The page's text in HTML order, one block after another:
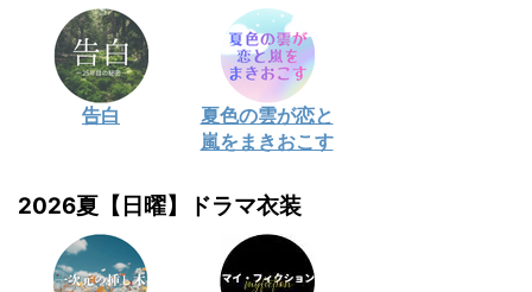
告白
夏色の雲が恋と
嵐をまきおこす
2026夏【日曜】ドラマ衣装